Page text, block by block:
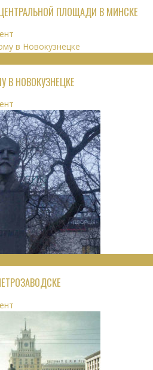
ПЛОЩАДИ В МИНСКЕ
В НОВОКУЗНЕЦКЕ